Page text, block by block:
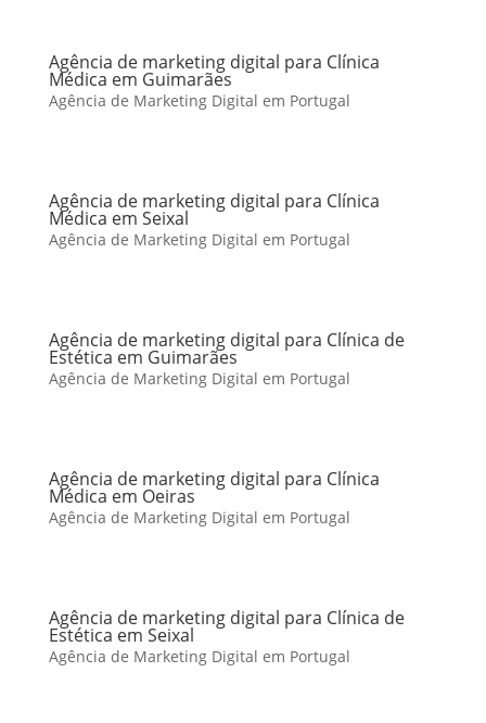
Agência de marketing digital para Clínica
Médica em Guimarães
Agência de Marketing Digital em Portugal
Agência de marketing digital para Clínica
Médica em Seixal
Agência de Marketing Digital em Portugal
Agência de marketing digital para Clínica de
Estética em Guimarães
Agência de Marketing Digital em Portugal
Agência de marketing digital para Clínica
Médica em Oeiras
Agência de Marketing Digital em Portugal
Agência de marketing digital para Clínica de
Estética em Seixal
Agência de Marketing Digital em Portugal